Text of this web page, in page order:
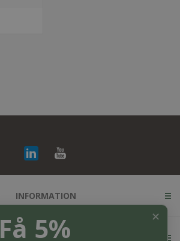
INFORMATION
KUNDESERVICE
✕
Få 5%